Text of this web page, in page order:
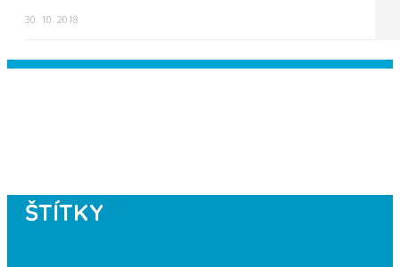
30. 10. 2018
ŠTÍTKY